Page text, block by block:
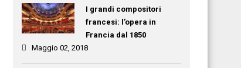
I grandi compositori
francesi: l’opera in
Francia dal 1850
Maggio 02, 2018